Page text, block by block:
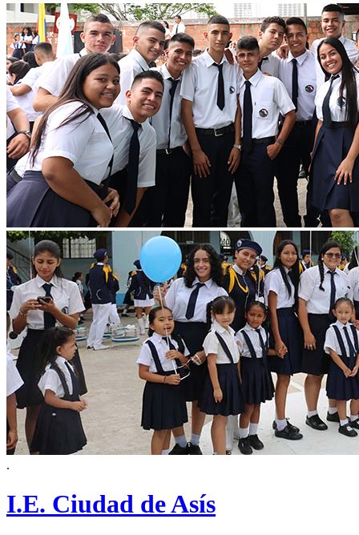
.
I.E. Ciudad de Asís